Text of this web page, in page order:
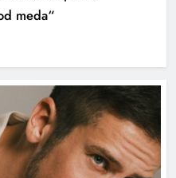
meda“